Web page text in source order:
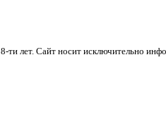
лет. Cайт носит исключительно